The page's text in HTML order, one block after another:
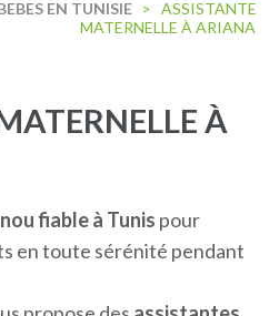
EN TUNISIE > ASSISTANTE
MATERNELLE À ARIANA
À
fiable à Tunis pour
en toute sérénité pendant